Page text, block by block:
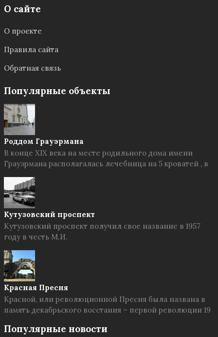
О сайте
О проекте
Правила сайта
Обратная связь
Популярные объекты
Роддом Грауэрмана
В конце XIX века на месте родильного дома имени
Грауэрмана располагалась лечебница на 5 кроватей , в
Кутузовский проспект
Кутузовский проспект получил свое название в 1957
году в честь М.И.
Красная Пресня
Красной, или революционной Пресня была названа в
память декабрьского восстания – первой революции 19
Популярные новости